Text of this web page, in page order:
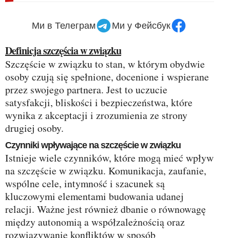
Ми в Телеграм Ми у Фейсбук
Definicja szczęścia w związku
Szczęście w związku to stan, w którym obydwie
osoby czują się spełnione, docenione i wspierane
przez swojego partnera. Jest to uczucie
satysfakcji, bliskości i bezpieczeństwa, które
wynika z akceptacji i zrozumienia ze strony
drugiej osoby.
Czynniki wpływające na szczęście w związku
Istnieje wiele czynników, które mogą mieć wpływ
na szczęście w związku. Komunikacja, zaufanie,
wspólne cele, intymność i szacunek są
kluczowymi elementami budowania udanej
relacji. Ważne jest również dbanie o równowagę
między autonomią a współzależnością oraz
rozwiązywanie konfliktów w sposób